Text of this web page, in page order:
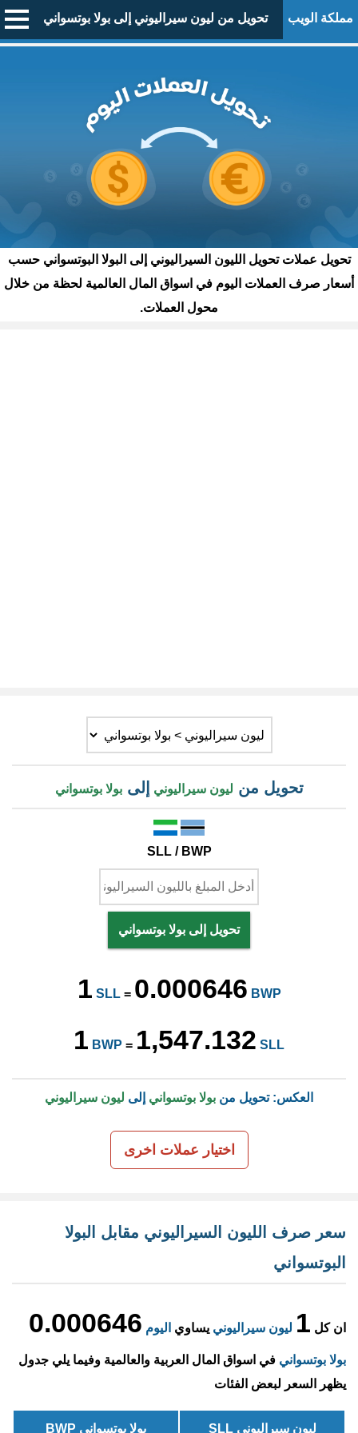
مملكة الويب تحويل من ليون سيراليوني إلى بولا بوتسواني
تحويل عملات تحويل الليون السيراليوني إلى البولا البوتسواني حسب
أسعار صرف العملات اليوم في اسواق المال العالمية لحظة من خلال
محول العملات.
تحويل من ليون سيراليوني إلىبولا بوتسواني
SLL / BWP
تحويل إلى بولا بوتسواني
1 SLL= 0.000646 BWP
1 BWP = 1,547.132 SLL
العكس: تحويل من بولا بوتسواني إلى ليون سيراليوني
اختيار عملات اخرى
سعر صرف الليون السيراليوني مقابل البولا
البوتسواني
ان كل 1 ليون سيراليوني يساوي اليوم 0.000646
بولا بوتسواني في اسواق المال العربية والعالمية وفيما يلي جدول
يظهر السعر لبعض الفئات
ليون سيراليوني SLL بولا بوتسواني BWP